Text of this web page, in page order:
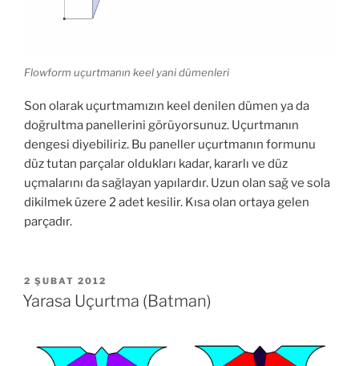
Flowform uçurtmanın keel yani dümenleri
Son olarak uçurtmamızın keel denilen dümen ya da
doğrultma panellerini görüyorsunuz. Uçurtmanın
dengesi diyebiliriz. Bu paneller uçurtmanın formunu
düz tutan parçalar oldukları kadar, kararlı ve düz
uçmalarını da sağlayan yapılardır. Uzun olan sağ ve sola
dikilmek üzere 2 adet kesilir. Kısa olan ortaya gelen
parçadır.
YAYIM
TARIHI
2 ŞUBAT 2012
Yarasa Uçurtma (Batman)